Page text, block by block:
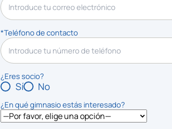
*Teléfono de contacto
¿Eres socio?
Sí No
¿En qué gimnasio estás interesado?